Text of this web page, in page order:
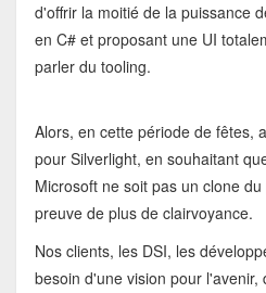
d'offrir la moitié de la puissance
en C# et proposant une UI
parler du tooling.
Alors, en cette période de fêtes,
pour Silverlight, en souhaitant
Microsoft ne soit pas un clone
preuve de plus de clairvoyance.
Nos clients, les DSI, les
besoin d'une vision pour l'avenir,